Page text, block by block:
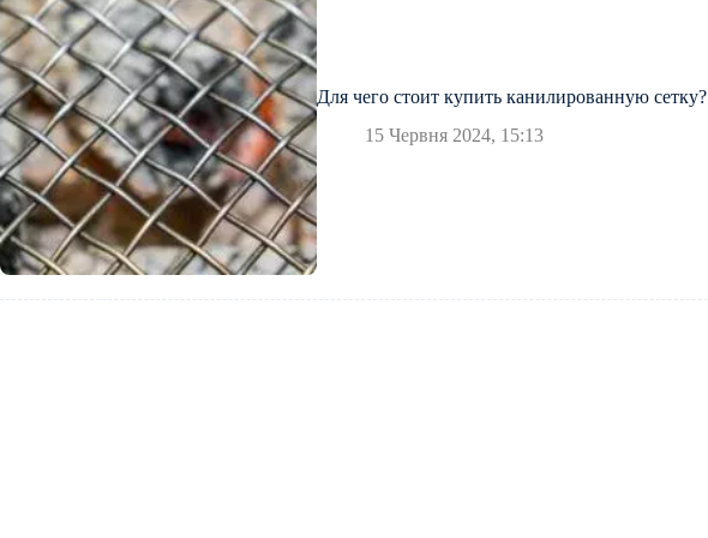
Для чего стоит купить канилированную сетку?
15 Червня 2024, 15:13